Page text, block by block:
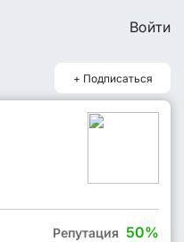
Войти
+ Подписаться
Репутация 50%